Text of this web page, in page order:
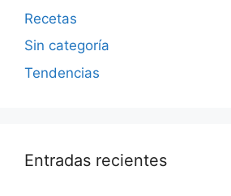
Recetas
Sin categoría
Tendencias
Entradas recientes